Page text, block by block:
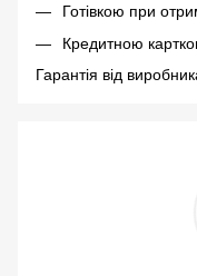
Готівкою при
Кредитною
Гарантія від